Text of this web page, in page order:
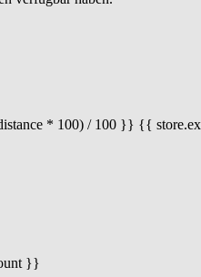
* 100) / 100 }} {{
}}